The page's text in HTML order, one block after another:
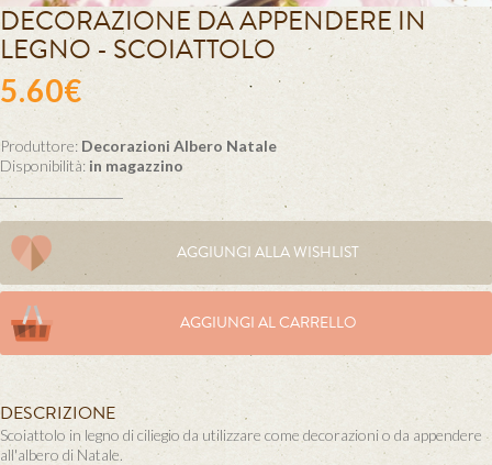
DECORAZIONE DA APPENDERE IN
LEGNO - SCOIATTOLO
5.60€
Produttore: Decorazioni Albero Natale
Disponibilità: in magazzino
AGGIUNGI ALLA WISHLIST
AGGIUNGI AL CARRELLO
DESCRIZIONE
Scoiattolo in legno di ciliegio da utilizzare come decorazioni o da appendere
all'albero di Natale.